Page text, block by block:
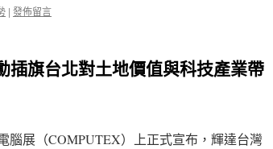
| 發佈留言
插旗台北對土地價值與科技產業帶
展（COMPUTEX）上正式宣布，輝達台灣